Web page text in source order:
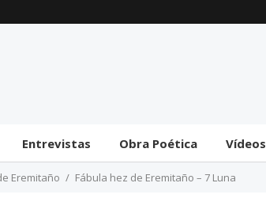
Entrevistas Obra Poética Vídeos
Eremitaño Fábula hez de Eremitaño – 7 Luna